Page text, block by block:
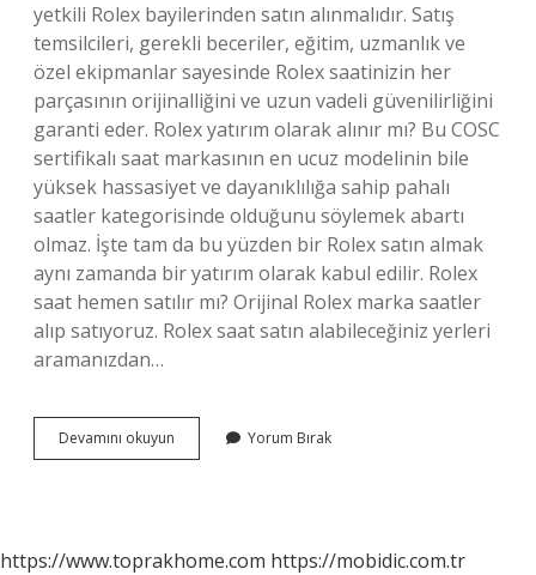
yetkili Rolex bayilerinden satın alınmalıdır. Satış
temsilcileri, gerekli beceriler, eğitim, uzmanlık ve
özel ekipmanlar sayesinde Rolex saatinizin her
parçasının orijinalliğini ve uzun vadeli güvenilirliğini
garanti eder. Rolex yatırım olarak alınır mı? Bu COSC
sertifikalı saat markasının en ucuz modelinin bile
yüksek hassasiyet ve dayanıklılığa sahip pahalı
saatler kategorisinde olduğunu söylemek abartı
olmaz. İşte tam da bu yüzden bir Rolex satın almak
aynı zamanda bir yatırım olarak kabul edilir. Rolex
saat hemen satılır mı? Orijinal Rolex marka saatler
alıp satıyoruz. Rolex saat satın alabileceğiniz yerleri
aramanızdan…
Devamını okuyun
Saat
Yorum Bırak
https://www.toprakhome.com https://mobidic.com.tr